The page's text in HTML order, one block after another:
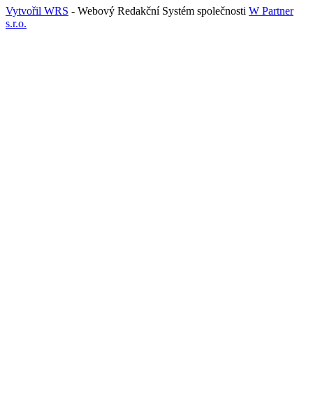
Vytvořil WRS - Webový Redakční Systém společnosti W Partner
s.r.o.